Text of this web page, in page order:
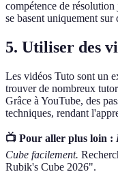
compétence de
se basent uniquement
5. Utiliser des
Les vidéos Tuto sont un
trouver de nombreux
Grâce à YouTube, des
techniques, rendant
📺 Pour aller plus loin :
Cube facilement.
Rubik's Cube 2026".